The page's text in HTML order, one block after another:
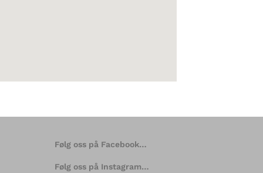
Følg oss på Facebook…
Følg oss på Instagram…